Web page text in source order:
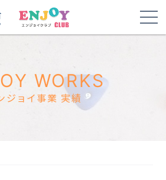
WORKS
ジョイ事業 実績